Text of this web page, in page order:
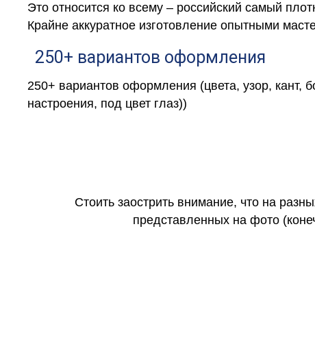
Это относится ко всему – российский самый
Крайне аккуратное изготовление опытными
250+ вариантов оформления
250+ вариантов оформления (цвета, узор, кант,
настроения, под цвет глаз))
Стоить заострить внимание, что на
представленных на фото